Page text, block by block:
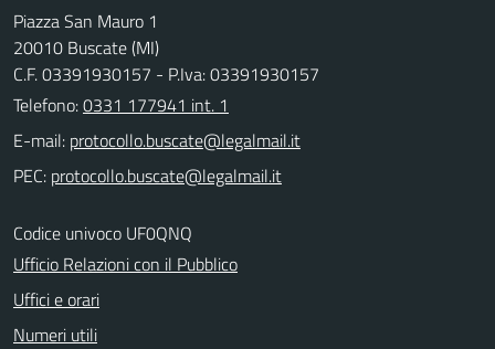
Piazza San Mauro 1
20010 Buscate (MI)
C.F. 03391930157 - P.Iva: 03391930157
Telefono:0331 177941 int. 1
E-mail:
PEC:
Codice univoco UF0QNQ
Ufficio Relazioni con il Pubblico
Uffici e orari
Numeri utili